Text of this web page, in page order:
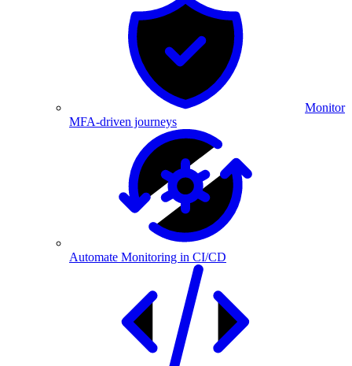
Monitor
MFA-driven journeys
Automate Monitoring in CI/CD